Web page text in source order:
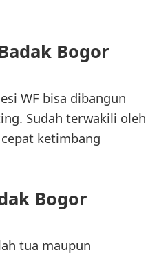
Bogor
WF bisa dibangun
Sudah terwakili oleh
ketimbang
Bogor
tua maupun